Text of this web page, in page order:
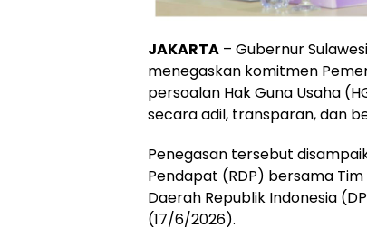
JAKARTA – Gubernur
menegaskan komitmen
persoalan Hak Guna Usaha
secara adil, transparan, dan
Penegasan tersebut
Pendapat (RDP) bersama
Daerah Republik Indonesia
(17/6/2026).